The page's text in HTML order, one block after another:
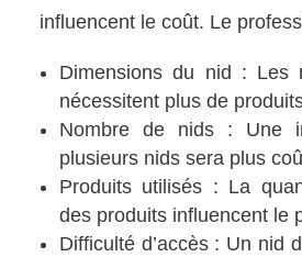
influencent le coût. Le
Dimensions du nid : Les
nécessitent plus de
Nombre de nids : Une
plusieurs nids sera plus
Produits utilisés : La
des produits influencent le
Difficulté d’accès : Un nid